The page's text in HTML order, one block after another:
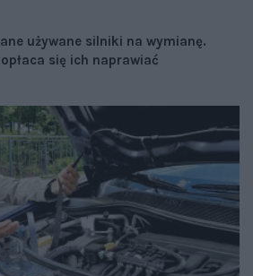
używane silniki na wymianę.
się ich naprawiać